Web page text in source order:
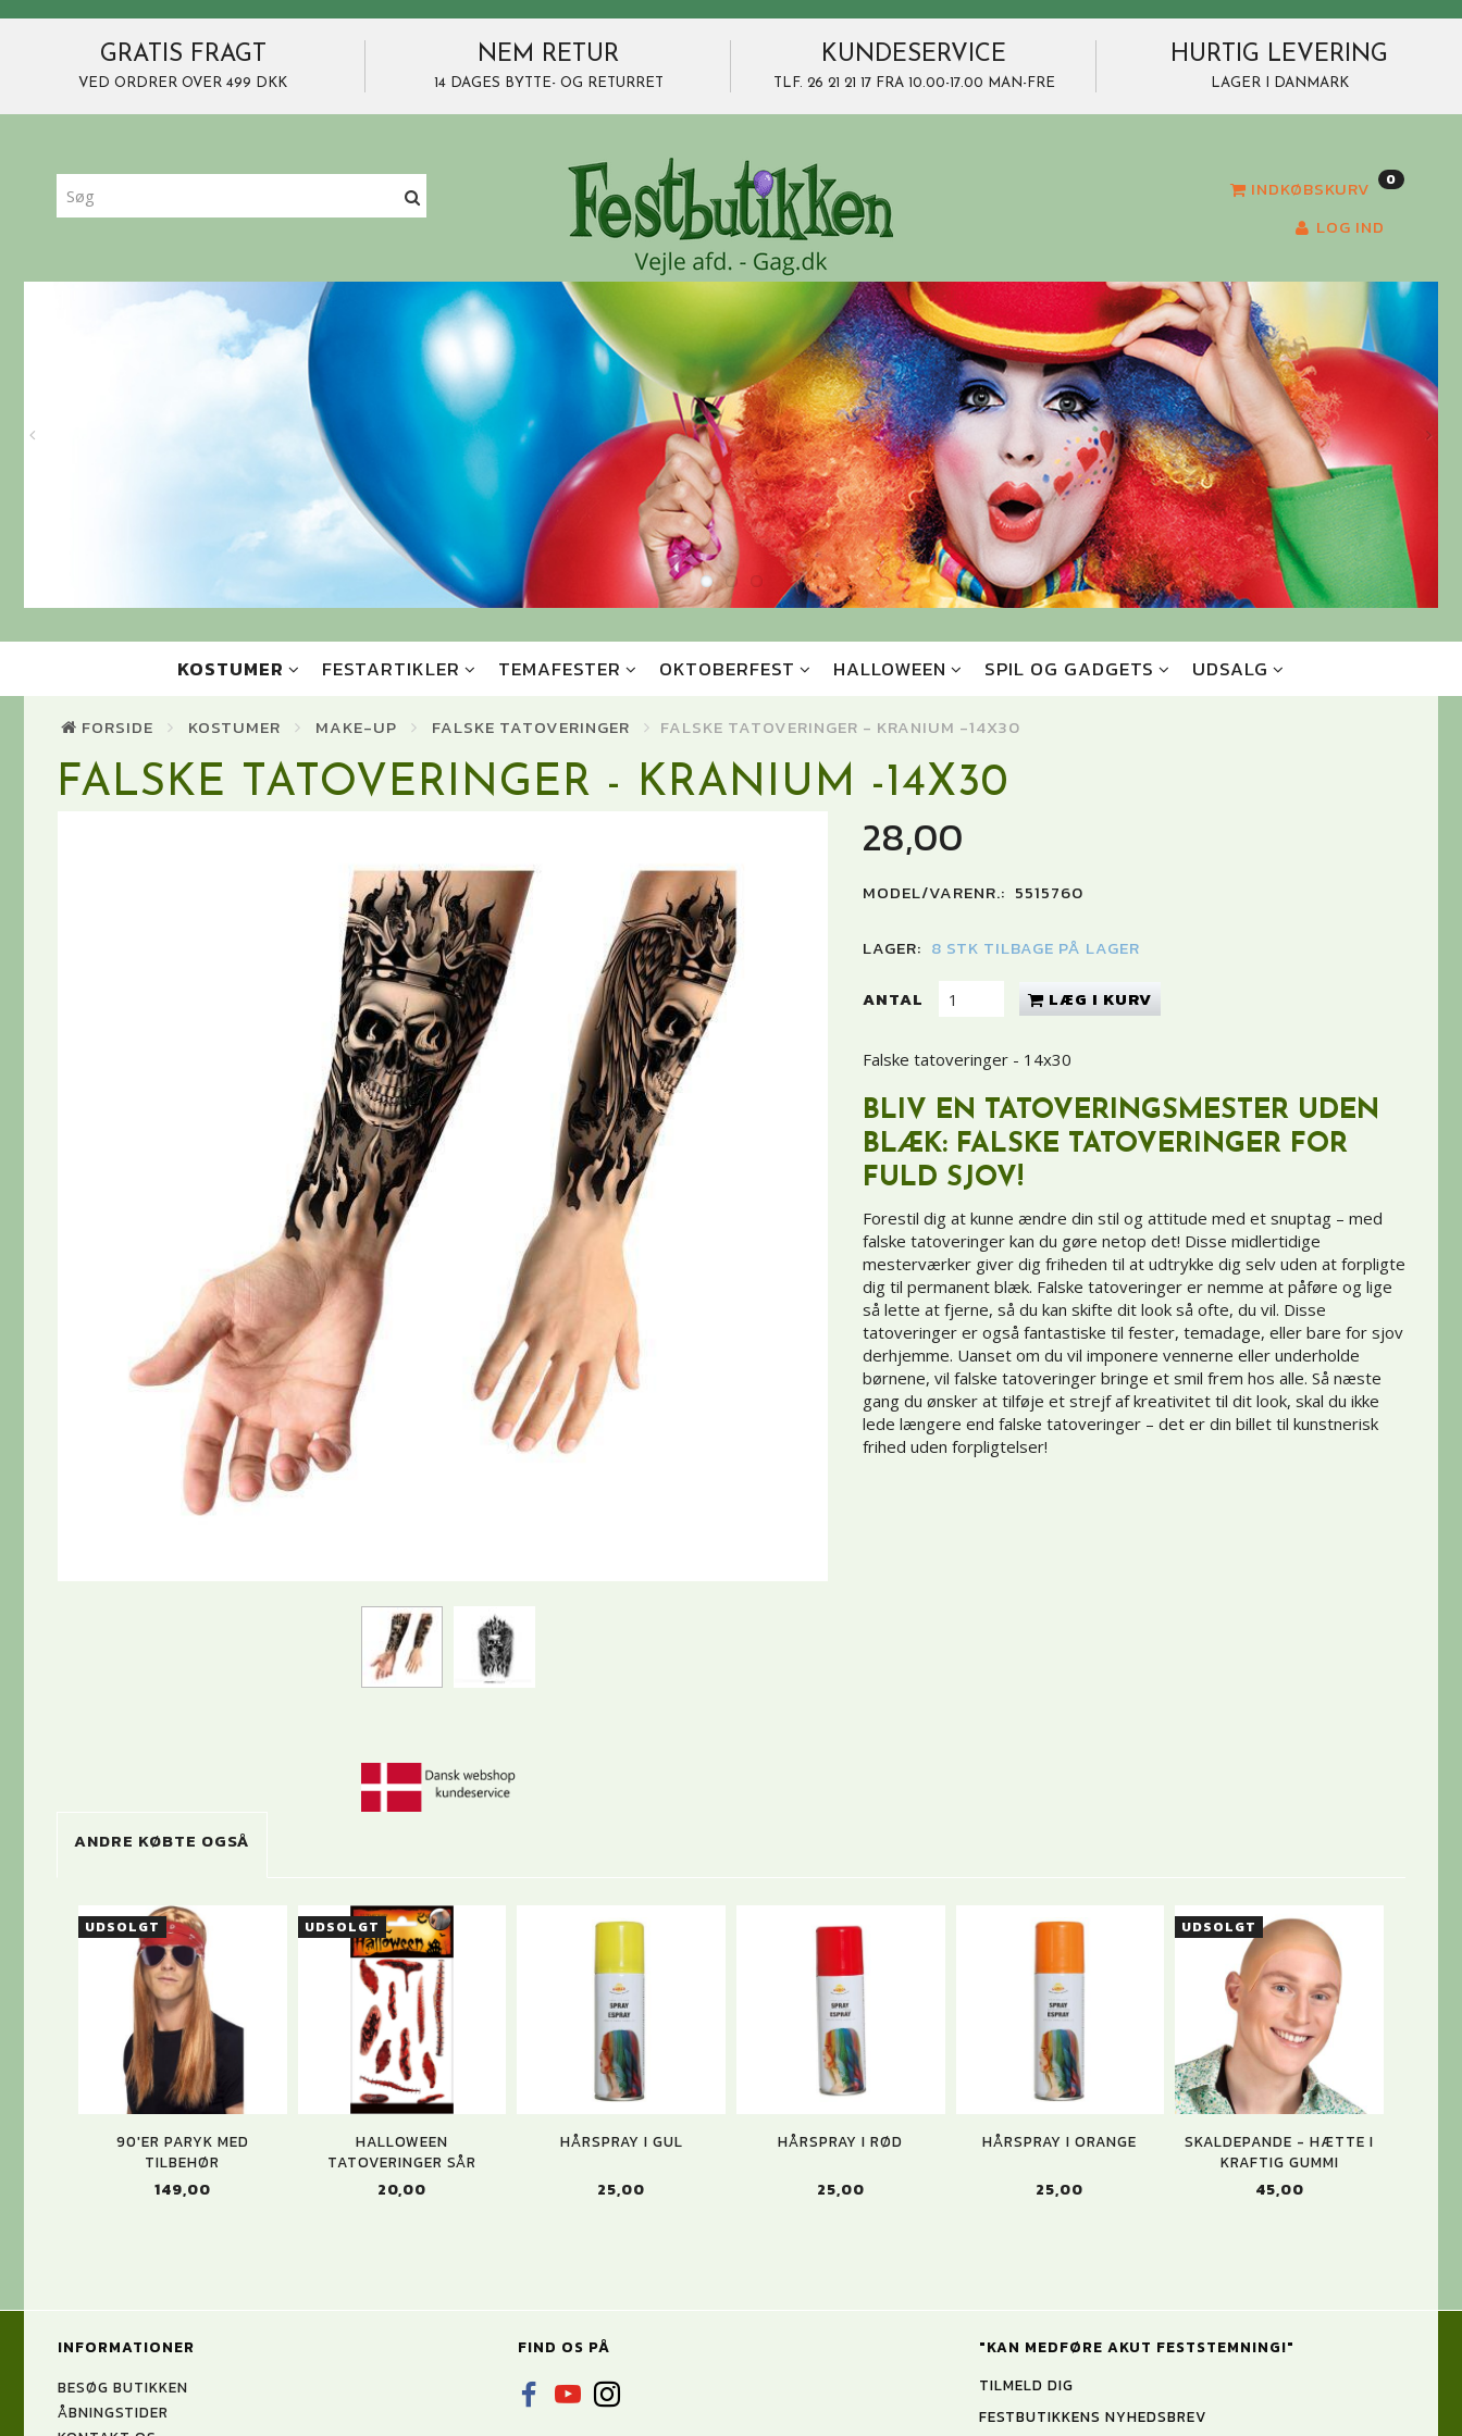
GRATIS FRAGT
VED ORDRER OVER 499 DKK
NEM RETUR
14 DAGES BYTTE- OG RETURRET
KUNDESERVICE
TLF. 26 21 21 17 FRA 10.00-17.00 MAN-FRE
HURTIG LEVERING
LAGER I DANMARK
INDKØBSKURV 0
LOG IND
KOSTUMER FESTARTIKLER TEMAFESTER OKTOBERFEST HALLOWEEN SPIL OG GADGETS UDSALG
FORSIDE KOSTUMER MAKE-UP FALSKE TATOVERINGER FALSKE TATOVERINGER - KRANIUM -14X30
FALSKE TATOVERINGER - KRANIUM -14X30
28,00
MODEL/VARENR.: 5515760
LAGER: 8 STK TILBAGE PÅ LAGER
ANTAL LÆG I KURV
Falske tatoveringer - 14x30
BLIV EN TATOVERINGSMESTER UDEN
BLÆK: FALSKE TATOVERINGER FOR
FULD SJOV!
Forestil dig at kunne ændre din stil og attitude med et snuptag – med
falske tatoveringer kan du gøre netop det! Disse midlertidige
mesterværker giver dig friheden til at udtrykke dig selv uden at forpligte
dig til permanent blæk. Falske tatoveringer er nemme at påføre og lige
så lette at fjerne, så du kan skifte dit look så ofte, du vil. Disse
tatoveringer er også fantastiske til fester, temadage, eller bare for sjov
derhjemme. Uanset om du vil imponere vennerne eller underholde
børnene, vil falske tatoveringer bringe et smil frem hos alle. Så næste
gang du ønsker at tilføje et strejf af kreativitet til dit look, skal du ikke
lede længere end falske tatoveringer – det er din billet til kunstnerisk
frihed uden forpligtelser!
ANDRE KØBTE OGSÅ
UDSOLGT
90'ER PARYK MED
TILBEHØR
149,00
UDSOLGT
HALLOWEEN
TATOVERINGER SÅR
20,00
HÅRSPRAY I GUL
25,00
HÅRSPRAY I RØD
25,00
HÅRSPRAY I ORANGE
25,00
UDSOLGT
SKALDEPANDE - HÆTTE I
KRAFTIG GUMMI
45,00
INFORMATIONER
BESØG BUTIKKEN
ÅBNINGSTIDER
FIND OS PÅ
"KAN MEDFØRE AKUT FESTSTEMNING!"
TILMELD DIG
FESTBUTIKKENS NYHEDSBREV